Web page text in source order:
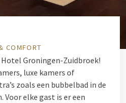
COMFORT
Groningen-Zuidbroek!
luxe kamers of
zoals een bubbelbad in de
Voor elke gast is er een